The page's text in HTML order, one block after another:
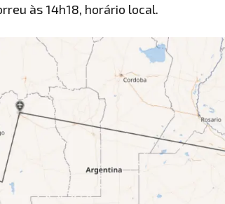
às 14h18, horário local.